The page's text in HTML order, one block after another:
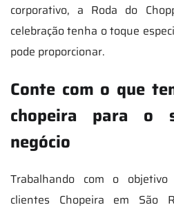
corporativo, a Roda do
celebração tenha o toque
pode proporcionar.
Conte com o que
chopeira para o
negócio
Trabalhando com o
clientes Chopeira em São